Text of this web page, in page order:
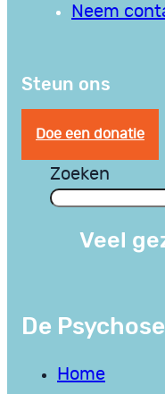
Neem
Steun ons
Doe een donatie
Zoeken
Veel
De
Home